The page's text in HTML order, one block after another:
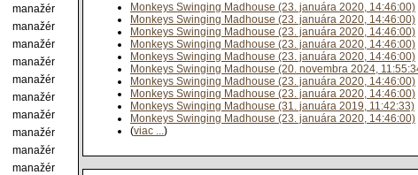
manažér
manažér
manažér
manažér
manažér
manažér
manažér
manažér
manažér
manažér
Monkeys Swinging Madhouse (23. januára 2020, 14:46:00)
Monkeys Swinging Madhouse (23. januára 2020, 14:46:00)
Monkeys Swinging Madhouse (23. januára 2020, 14:46:00)
Monkeys Swinging Madhouse (23. januára 2020, 14:46:00)
Monkeys Swinging Madhouse (23. januára 2020, 14:46:00)
Monkeys Swinging Madhouse (20. novembra 2024,
Monkeys Swinging Madhouse (23. januára 2020, 14:46:00)
Monkeys Swinging Madhouse (23. januára 2020, 14:46:00)
Monkeys Swinging Madhouse (31. januára 2019, 11:42:33)
Monkeys Swinging Madhouse (23. januára 2020, 14:46:00)
(viac ...)